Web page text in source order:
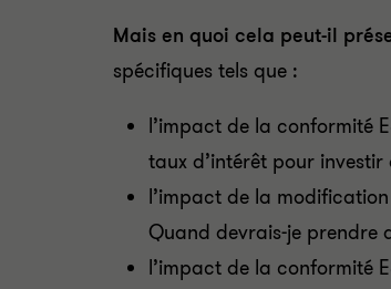
Mais en quoi cela peut-il
spécifiques tels que :
l’impact de la conformité
taux d’intérêt pour
l’impact de la
Quand devrais-je prendre
l’impact de la conformité